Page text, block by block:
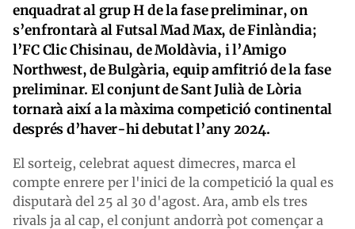
enquadrat al grup H de la fase preliminar, on
s’enfrontarà al Futsal Mad Max, de Finlàndia;
l’FC Clic Chisinau, de Moldàvia, i l’Amigo
Northwest, de Bulgària, equip amfitrió de la fase
preliminar. El conjunt de Sant Julià de Lòria
tornarà així a la màxima competició continental
després d’haver-hi debutat l’any 2024.
El sorteig, celebrat aquest dimecres, marca el
compte enrere per l'inici de la competició la qual es
disputarà del 25 al 30 d'agost. Ara, amb els tres
rivals ja al cap, el conjunt andorrà pot començar a